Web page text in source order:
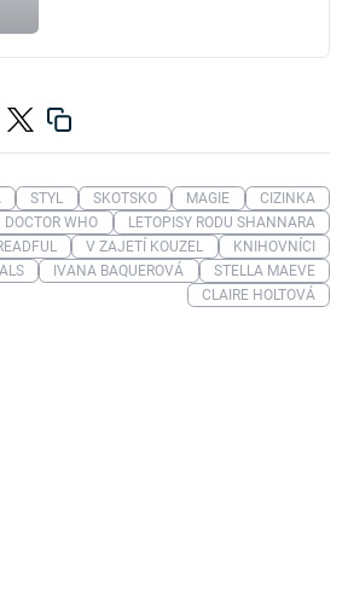
STYL SKOTSKO MAGIE
CIZINKA
DOCTOR WHO
LETOPISY RODU SHANNARA
V ZAJETÍ KOUZEL
KNIHOVNÍCI
IVANA BAQUEROVÁ
STELLA MAEVE
CLAIRE HOLTOVÁ